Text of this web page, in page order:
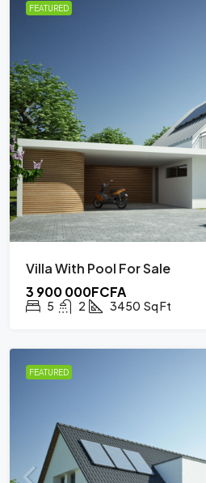
FEATURED
Villa With Pool For Sale
3 900 000FCFA
5 2 3450 Sq Ft
FEATURED